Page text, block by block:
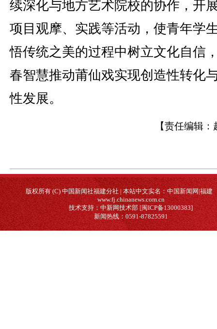
续深化与地方艺术院校的协作，开
项目观摩、实践等活动，使青年学
悟传统之美的过程中树立文化自信
春智慧推动莆仙戏实现创造性转化
性发展。
【责任编辑：
版权所有 (C) 中国新闻社福建分社 | 本站中文实名：中国新闻网|福建
www.fj.chinanews.com.cn
技术支持：中新网技术部 [闽ICP备13000383]
新闻热线：0591-87825591